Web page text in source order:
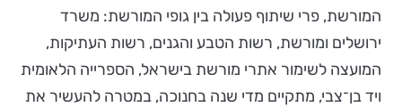
המורשת, פרי שיתוף פעולה בין גופי המורשת: משרד
ירושלים ומורשת, רשות הטבע והגנים, רשות העתיקות,
המועצה לשימור אתרי מורשת בישראל, הספרייה הלאומית
ויד בן־צבי, מתקיים מדי שנה בחנוכה, במטרה להעשיר את